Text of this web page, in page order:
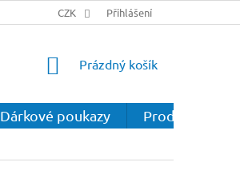
CZK Přihlášení
NÁKUPNÍ
Prázdný košík
Dárkové poukazy Prodejna